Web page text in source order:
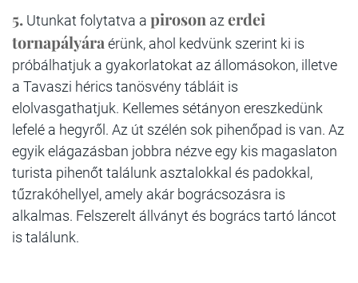
5. Utunkat folytatva a piroson azerdei
tornapályáraérünk, ahol kedvünk szerint ki is
próbálhatjuk a gyakorlatokat az állomásokon, illetve
a Tavaszi hérics tanösvény tábláit is
elolvasgathatjuk. Kellemes sétányon ereszkedünk
lefelé a hegyről. Az út szélén sok pihenőpad is van. Az
egyik elágazásban jobbra nézve egy kis magaslaton
turista pihenőt találunk asztalokkal és padokkal,
tűzrakóhellyel, amely akár bográcsozásra is
alkalmas. Felszerelt állványt és bogrács tartó láncot
is találunk.